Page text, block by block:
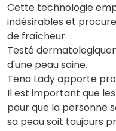
Cette technologie
indésirables et
de fraîcheur.
Testé
d'une peau saine.
Tena Lady apporte
Il est important que
pour que la personne
sa peau soit toujours